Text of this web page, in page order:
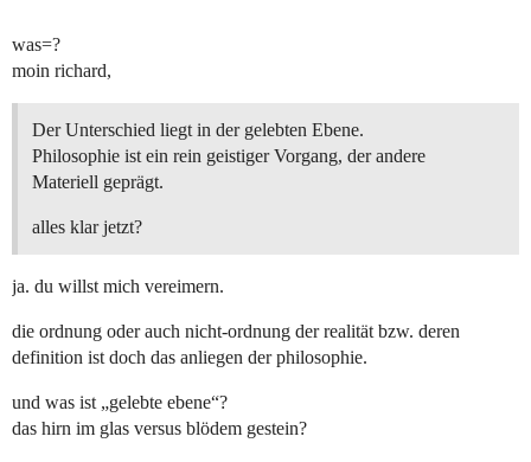
was=?
moin richard,
Der Unterschied liegt in der gelebten Ebene.
Philosophie ist ein rein geistiger Vorgang, der andere
Materiell geprägt.
alles klar jetzt?
ja. du willst mich vereimern.
die ordnung oder auch nicht-ordnung der realität bzw. deren
definition ist doch das anliegen der philosophie.
und was ist „gelebte ebene“?
das hirn im glas versus blödem gestein?